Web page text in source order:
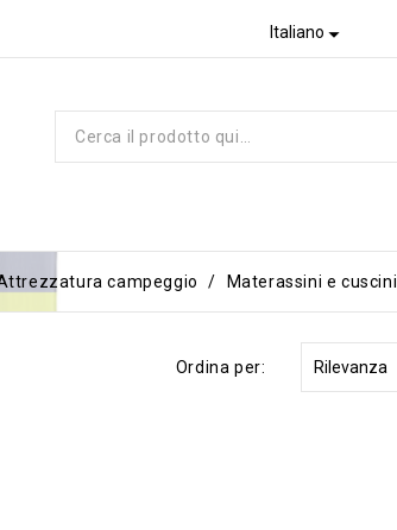
Italiano
campeggio Materassini e cuscini
Ordina per: Rilevanza